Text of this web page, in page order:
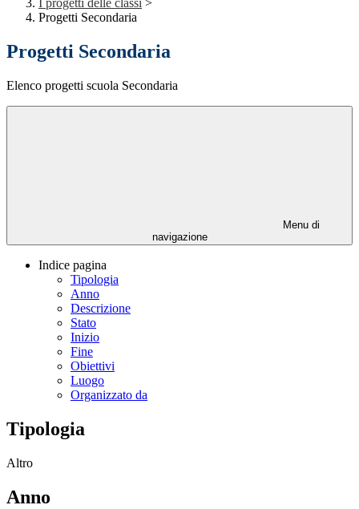
I progetti delle classi >
Progetti Secondaria
Progetti Secondaria
Elenco progetti scuola Secondaria
Menu di
navigazione
Indice pagina
Tipologia
Anno
Descrizione
Stato
Inizio
Fine
Obiettivi
Luogo
Organizzato da
Tipologia
Altro
Anno